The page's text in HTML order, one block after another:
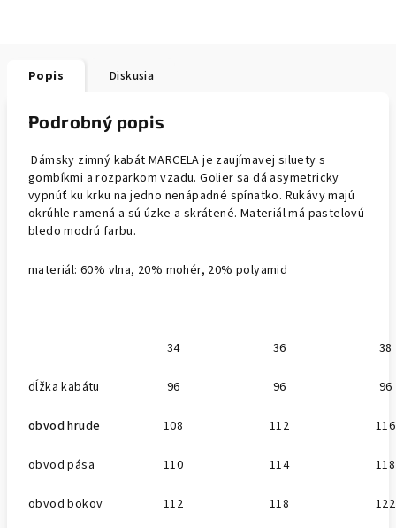
Popis Diskusia
Podrobný popis
Dámsky zimný kabát MARCELA je zaujímavej siluety s
gombíkmi a rozparkom vzadu. Golier sa dá asymetricky
vypnúť ku krku na jedno nenápadné spínatko. Rukávy majú
okrúhle ramená a sú úzke a skrátené. Materiál má pastelovú
bledo modrú farbu.
materiál: 60% vlna, 20% mohér, 20% polyamid
34 36 38
dĺžka kabátu 96 96 96
obvod hrude 108 112 116
obvod pása 110 114 118
obvod bokov 112 118 122